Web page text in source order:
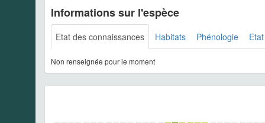
Informations sur l'espèce
Etat des connaissances Habitats Phénologie
Non renseignée pour le moment